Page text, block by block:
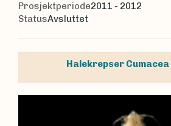
Prosjektperiode2011 - 2012
StatusAvsluttet
Halekrepser Cumacea